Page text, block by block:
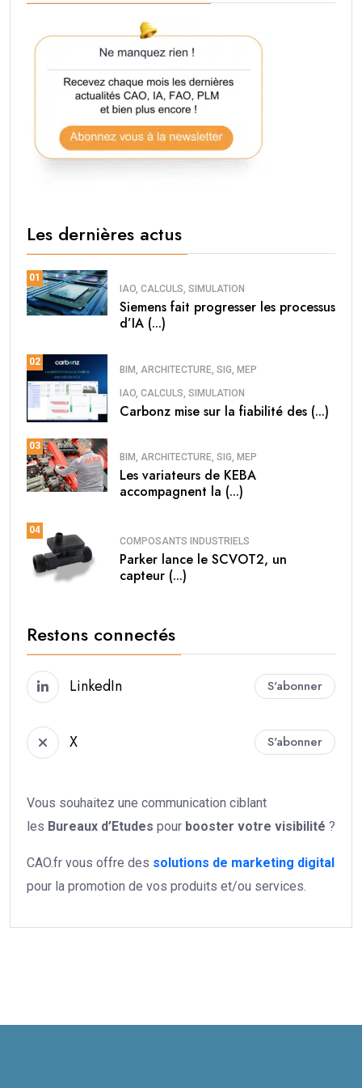
Les dernières actus
01
IAO, CALCULS, SIMULATION
Siemens fait progresser les processus
d’IA (...)
02
BIM, ARCHITECTURE, SIG, MEP
IAO, CALCULS, SIMULATION
Carbonz mise sur la fiabilité des (...)
03
BIM, ARCHITECTURE, SIG, MEP
Les variateurs de KEBA
accompagnent la (...)
04
COMPOSANTS INDUSTRIELS
Parker lance le SCVOT2, un
capteur (...)
Restons connectés
LinkedIn S'abonner
X S'abonner
Vous souhaitez une communication ciblant
les Bureaux d’Etudes pour booster votre visibilité ?
CAO.fr vous offre des solutions de marketing digital
pour la promotion de vos produits et/ou services.